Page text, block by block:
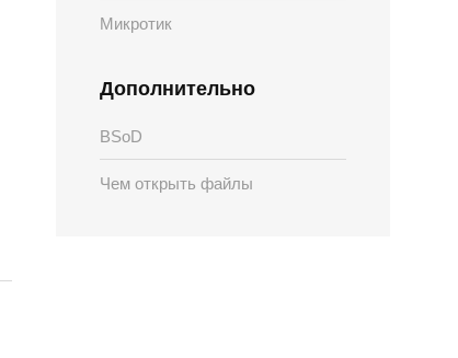
Микротик
Дополнительно
BSoD
Чем открыть файлы